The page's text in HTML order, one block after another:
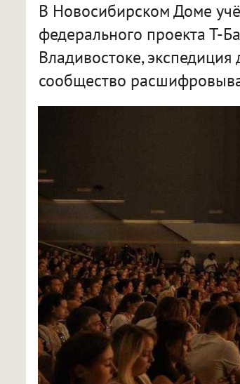
В Новосибирском Доме
федерального проекта Т-
Владивостоке,
сообщество